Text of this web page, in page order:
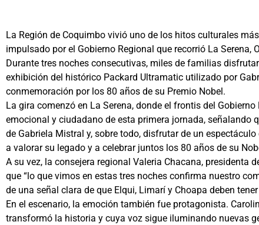
La Región de Coquimbo vivió uno de los hitos culturales
impulsado por el Gobierno Regional que recorrió La
Durante tres noches consecutivas, miles de familias
exhibición del histórico Packard Ultramatic utilizado por
conmemoración por los 80 años de su Premio Nobel.
La gira comenzó en La Serena, donde el frontis del
emocional y ciudadano de esta primera jornada, señalando
de Gabriela Mistral y, sobre todo, disfrutar de un
a valorar su legado y a celebrar juntos los 80 años de su
A su vez, la consejera regional Valeria Chacana, presidenta
que “lo que vimos en estas tres noches confirma nuestro
de una señal clara de que Elqui, Limarí y Choapa deben
En el escenario, la emoción también fue protagonista.
transformó la historia y cuya voz sigue iluminando nuevas